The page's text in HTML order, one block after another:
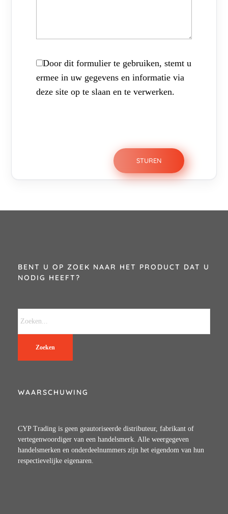
Door dit formulier te gebruiken, stemt u
ermee in uw gegevens en informatie via
deze site op te slaan en te verwerken.
BENT U OP ZOEK NAAR HET PRODUCT DAT U
NODIG HEEFT?
Zoeken
WAARSCHUWING
CYP Trading is geen geautoriseerde distributeur, fabrikant of
vertegenwoordiger van een handelsmerk. Alle weergegeven
handelsmerken en onderdeelnummers zijn het eigendom van hun
respectievelijke eigenaren.